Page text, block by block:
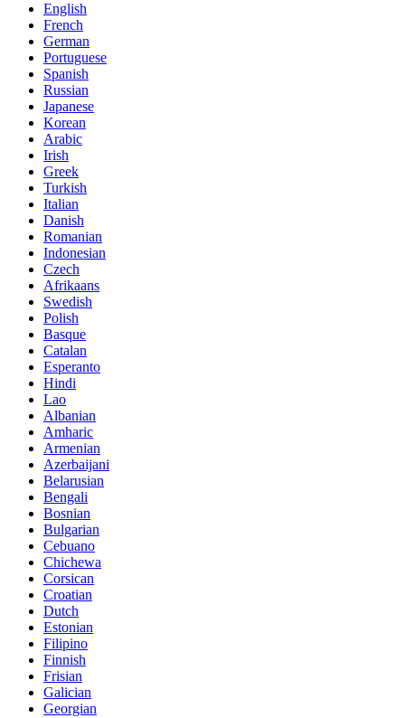
English
French
German
Portuguese
Spanish
Russian
Japanese
Korean
Arabic
Irish
Greek
Turkish
Italian
Danish
Romanian
Indonesian
Czech
Afrikaans
Swedish
Polish
Basque
Catalan
Esperanto
Hindi
Lao
Albanian
Amharic
Armenian
Azerbaijani
Belarusian
Bengali
Bosnian
Bulgarian
Cebuano
Chichewa
Corsican
Croatian
Dutch
Estonian
Filipino
Finnish
Frisian
Galician
Georgian